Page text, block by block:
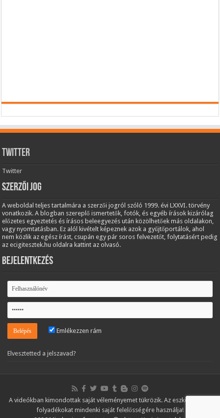
Twitter
Twitter
Szerzői jog
A weboldal teljes tartalmára a szerzői jogról szóló 1999. évi LXXVI. törvény
vonatkozik. A blogban szereplő ismertetők, fotók, és egyéb írások kizárólag
előzetes egyeztetés és írásos beleegyezés után közölhetőek más oldalakon,
vagy nyomtatásban. Ez alól kivételt képeznek azok a gyűjtőportálok, ahol
nem közlik az egész írást, csupán egy pár soros felvezetőt, folytatásért pedig
az ecigitesztek.hu oldalra kattint az olvasó.
Bejelentkezés
Emlékezzen rám
Elvesztetted a jelszavad?
A videókban kimondottak saját véleményemet tükrözik. Az eszközöket és
folyadékokat mindenki saját felelősségére használja!